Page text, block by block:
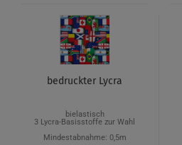
bedruckter Lycra
bielastisch
3 Lycra-Basisstoffe zur Wahl
Mindestabnahme: 0,5m